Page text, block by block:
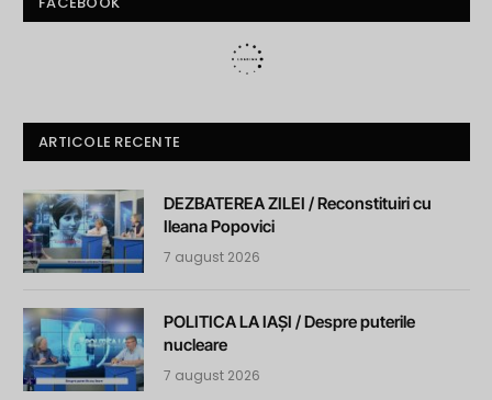
ARTICOLE RECENTE
DEZBATEREA ZILEI / Reconstituiri cu
Ileana Popovici
7 august 2026
POLITICA LA IAȘI / Despre puterile
nucleare
7 august 2026